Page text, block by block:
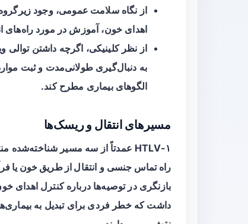
از نگاهسلامت عمومی، وجود
اهدای خون، آموزش در مورد راه‌های
از نظرکلینیکی، اگرچه داشتن توالی
به دنبال‌گیری طولانی‌مدت و ثبت
الگوهای بیماری مطرح کند.
مسیرهای انتقال و ریسک‌ها
HTLV-۱ عمدتاً از سه مسیر شناخته‌شده منتقل می‌شود:
راه تماس جنسی و انتقال از طریق خون یا
بازنگری در توصیه‌ها درباره کنترل